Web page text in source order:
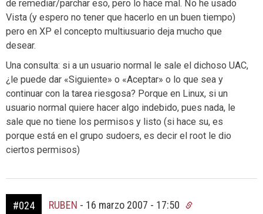
de remediar/parchar eso, pero lo hace mal. No he usado
Vista (y espero no tener que hacerlo en un buen tiempo)
pero en XP el concepto multiusuario deja mucho que
desear.
Una consulta: si a un usuario normal le sale el dichoso UAC,
¿le puede dar «Siguiente» o «Aceptar» o lo que sea y
continuar con la tarea riesgosa? Porque en Linux, si un
usuario normal quiere hacer algo indebido, pues nada, le
sale que no tiene los permisos y listo (si hace su, es
porque está en el grupo sudoers, es decir el root le dio
ciertos permisos)
#024 RUBEN - 16 marzo 2007 - 17:50